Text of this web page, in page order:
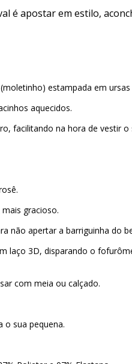
é apostar em estilo,
estampada em
aquecidos.
facilitando na hora de vestir o
gracioso.
não apertar a barriguinha do
laço 3D, disparando o
com meia ou calçado.
sua pequena.